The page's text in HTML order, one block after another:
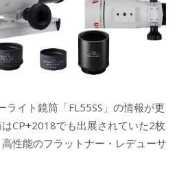
ライト鏡筒「FL55SS」の情報が更
CP+2018でも出展されていた2枚
性能のフラットナー・レデューサ